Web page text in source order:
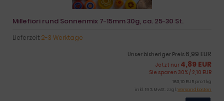
Millefiori rund Sonnenmix 7-15mm 30g, ca. 25-30 St.
Lieferzeit:2-3 Werktage
Unser bisheriger Preis 6,99 EUR
Jetzt nur 4,89 EUR
Sie sparen 30% / 2,10 EUR
163,10 EUR pro 1 kg
inkl. 19 % MwSt. zzgl.Versandkosten